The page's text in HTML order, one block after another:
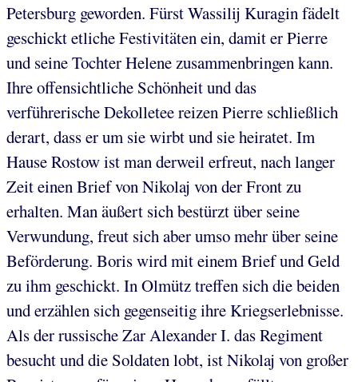
Petersburg geworden. Fürst Wassilij Kuragin fädelt
geschickt etliche Festivitäten ein, damit er Pierre
und seine Tochter Helene zusammenbringen kann.
Ihre offensichtliche Schönheit und das
verführerische Dekolletee reizen Pierre schließlich
derart, dass er um sie wirbt und sie heiratet. Im
Hause Rostow ist man derweil erfreut, nach langer
Zeit einen Brief von Nikolaj von der Front zu
erhalten. Man äußert sich bestürzt über seine
Verwundung, freut sich aber umso mehr über seine
Beförderung. Boris wird mit einem Brief und Geld
zu ihm geschickt. In Olmütz treffen sich die beiden
und erzählen sich gegenseitig ihre Kriegserlebnisse.
Als der russische Zar Alexander I. das Regiment
besucht und die Soldaten lobt, ist Nikolaj von großer